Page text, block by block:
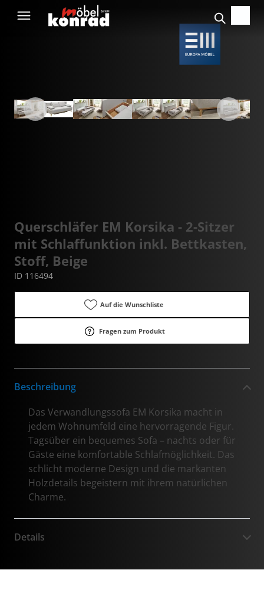
Querschläfer EM Korsika - 2-Sitzer
mit Schlaffunktion inkl. Bettkasten,
Stoff, Beige
ID 116494
Auf die Wunschliste
Fragen zum Produkt
Beschreibung
Das Verwandlungssofa EM Korsika macht in
jedem Wohnumfeld eine hervorragende Figur.
Tagsüber ein bequemes Sofa – nachts oder für
Gäste eine komfortable Schlafmöglichkeit. Das
schlicht moderne Design und die markanten
Holzdetails begeistern mit ihrem natürlichen
Charme.
Details